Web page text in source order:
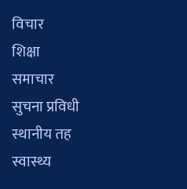
विचार
शिक्षा
समाचार
सुचना प्रविधी
स्थानीय तह
स्वास्थ्य